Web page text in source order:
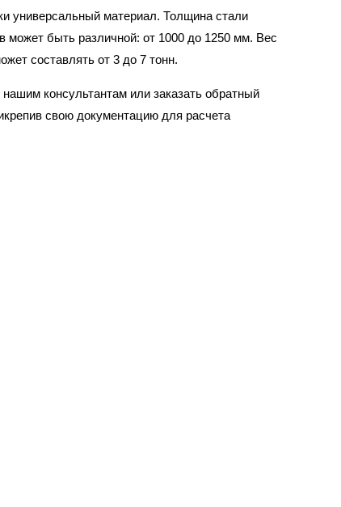
универсальный материал. Толщина стали
может быть различной: от 1000 до 1250 мм. Вес
составлять от 3 до 7 тонн.
консультантам или заказать обратный
свою документацию для расчета